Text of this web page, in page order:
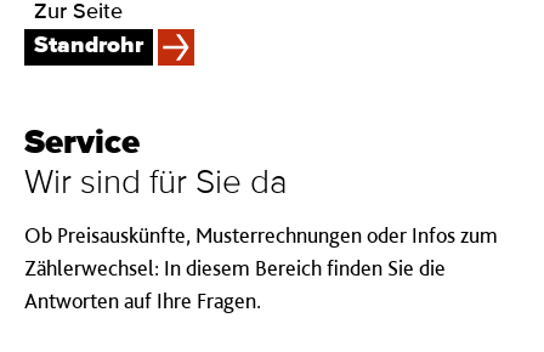
Zur Seite
Standrohr
Service
Wir sind für Sie da
Ob Preisauskünfte, Musterrechnungen oder Infos zum
Zählerwechsel: In diesem Bereich finden Sie die
Antworten auf Ihre Fragen.